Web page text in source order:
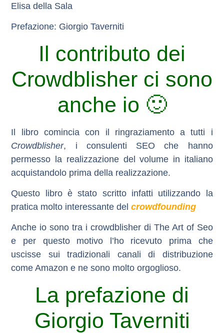
Elisa della Sala
Prefazione: Giorgio Taverniti
Il contributo dei
Crowdblisher ci sono
anche io 🙂
Il libro comincia con il ringraziamento a tutti i
Crowdblisher, i consulenti SEO che hanno
permesso la realizzazione del volume in italiano
acquistandolo prima della realizzazione.
Questo libro è stato scritto infatti utilizzando la
pratica molto interessante delcrowdfounding
Anche io sono tra i crowdblisher di The Art of Seo
e per questo motivo l’ho ricevuto prima che
uscisse sui tradizionali canali di distribuzione
come Amazon e ne sono molto orgoglioso.
La prefazione di
Giorgio Taverniti